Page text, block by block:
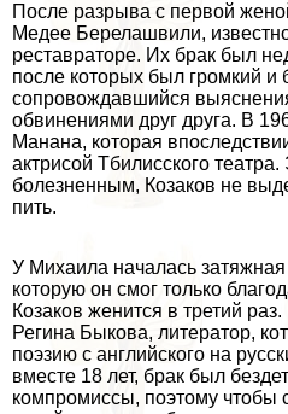
После разрыва с первой
Медее Берелашвили,
реставраторе. Их бpaк был
после которых был громкий и
сопровождавшийся
обвинениями друг друга. В
Манана, которая
актрисой Тбилисского
болезненным, Козаков не
пить.
У Михаила началась
которую он смог только
Козаков женится в третий
Регина Быкова, литератор,
поэзию с английского на
вместе 18 лет, бpaк был
компромиссы, поэтому чтобы